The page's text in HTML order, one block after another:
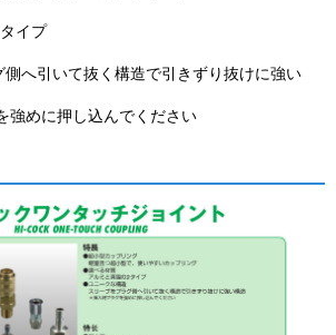
イプ
へ引いて抜く構造で引きずり抜けに強い
めに押し込んでください